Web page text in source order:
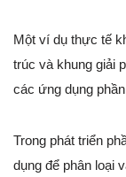
Một ví dụ thực tế
trúc và khung giải
các ứng dụng
Trong phát triển
dụng để phân loại